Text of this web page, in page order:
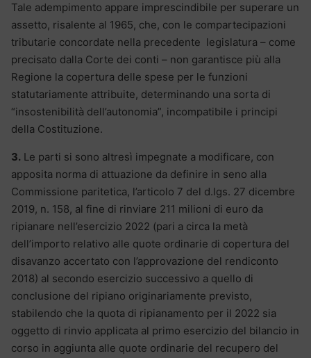
Tale adempimento appare imprescindibile per superare un
assetto, risalente al 1965, che, con le compartecipazioni
tributarie concordate nella precedente legislatura – come
precisato dalla Corte dei conti – non garantisce più alla
Regione la copertura delle spese per le funzioni
statutariamente attribuite, determinando una sorta di
“insostenibilità dell’autonomia”, incompatibile i principi
della Costituzione.
3. Le parti si sono altresì impegnate a modificare, con
apposita norma di attuazione da definire in seno alla
Commissione paritetica, l’articolo 7 del d.lgs. 27 dicembre
2019, n. 158, al fine di rinviare 211 milioni di euro da
ripianare nell’esercizio 2022 (pari a circa la metà
dell’importo relativo alle quote ordinarie di copertura del
disavanzo accertato con l’approvazione del rendiconto
2018) al secondo esercizio successivo a quello di
conclusione del ripiano originariamente previsto,
stabilendo che la quota di ripianamento per il 2022 sia
oggetto di rinvio applicata al primo esercizio del bilancio in
corso in aggiunta alle quote ordinarie del recupero del